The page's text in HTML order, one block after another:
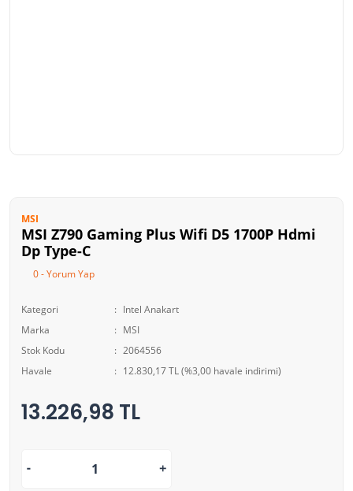
MSI
MSI Z790 Gaming Plus Wifi D5 1700P Hdmi
Dp Type-C
0 - Yorum Yap
Kategori
Intel Anakart
Marka
MSI
Stok Kodu
2064556
Havale
12.830,17 TL (%3,00 havale indirimi)
13.226,98 TL